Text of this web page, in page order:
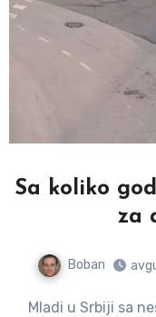
Sa koliko
za
Boban
Mladi u Srbiji sa nestrpljenjem iščekuju dan kada će